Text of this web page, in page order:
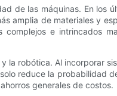
de las máquinas. En los
amplia de materiales y
e intrincados
la robótica. Al incorporar
reduce la probabilidad
generales de costos.